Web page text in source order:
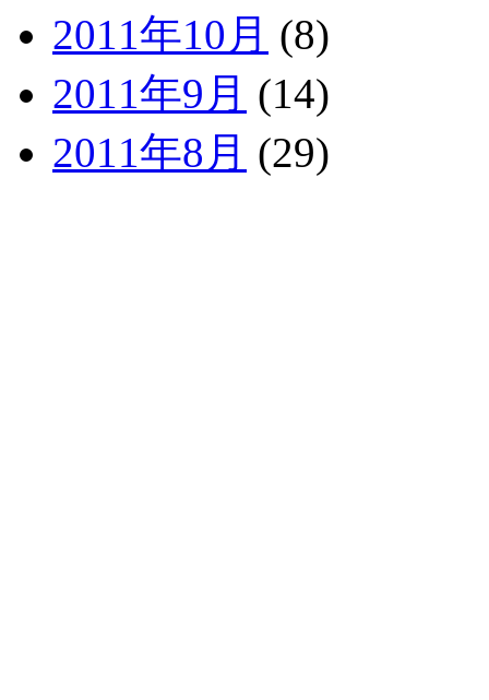
2011年10月 (8)
2011年9月 (14)
2011年8月 (29)